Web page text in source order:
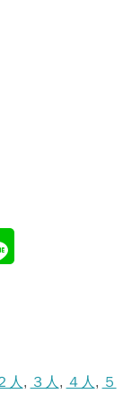
人 , ３人 , ４人 , ５